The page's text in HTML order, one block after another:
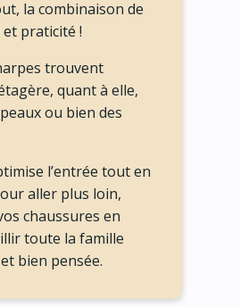
la combinaison de
praticité !
trouvent
quant à elle,
ou bien des
l’entrée tout en
aller plus loin,
chaussures en
toute la famille
bien pensée.